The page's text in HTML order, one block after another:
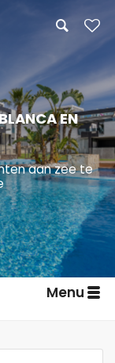
EN
aan zee te
Menu